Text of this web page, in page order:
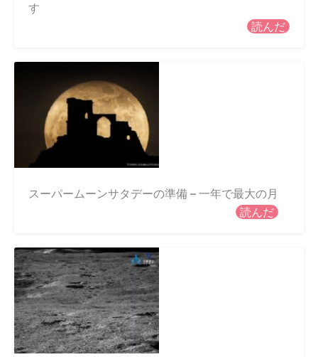
す
読んだ
スーパームーンサタデーの準備 – 一年で最大の月
読んだ